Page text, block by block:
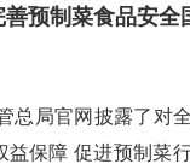
预制菜食品安全
总局官网披露了对
益保障 促进预制菜